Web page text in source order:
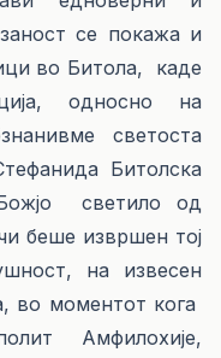
се покажа и
во Битола, каде
односно на
светоста
Битолска
светило од
беше извршен тој
на извесен
во моментот кога
Амфилохије,